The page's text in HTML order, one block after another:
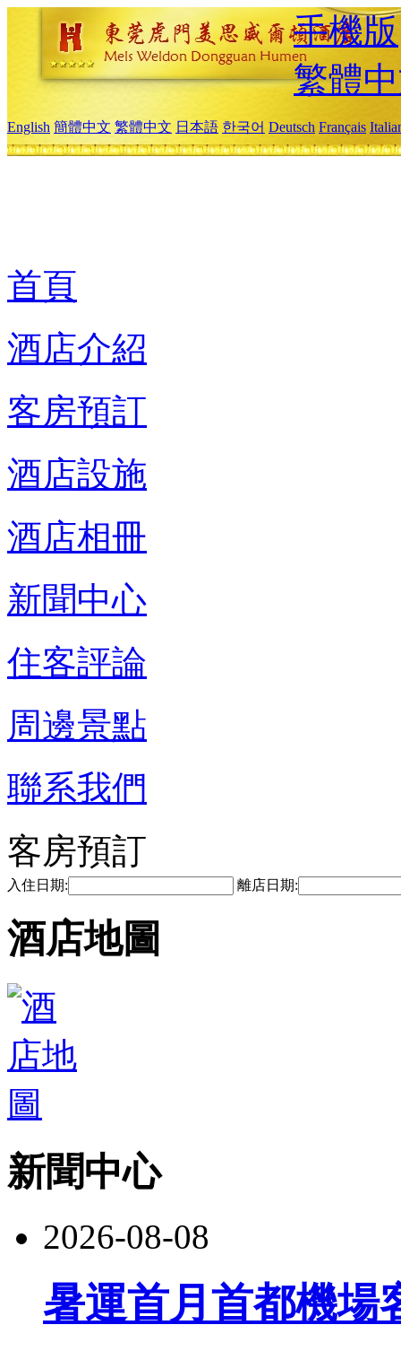
手機版
繁體
English 簡體中文 繁體中文 日本語 한국어 Deutsch Français
首頁
酒店介紹
客房預訂
酒店設施
酒店相冊
新聞中心
住客評論
周邊景點
聯系我們
客房預訂
入住日期: 離店日期:
酒店地圖
新聞中心
2026-08-08
暑運首月首都機場